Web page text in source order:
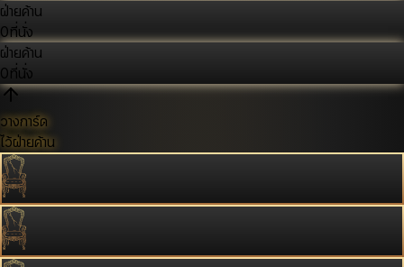
ฝ่ายค้าน
0ที่นั่ง
ฝ่ายค้าน
0ที่นั่ง
วางการ์ด
ไว้ฝ่ายค้าน